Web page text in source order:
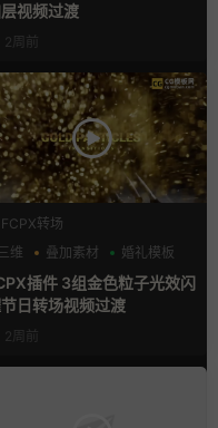
视频过渡
2周前
FCPX转场
维
叠加素材 婚礼模板
插件 3组金色粒子光效闪
日转场视频过渡
2周前